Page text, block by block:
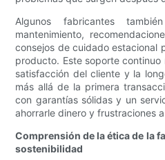
Algunos fabricantes
mantenimiento,
consejos de cuidado estacional
producto. Este soporte
satisfacción del cliente y la
más allá de la primera
con garantías sólidas y un
ahorrarle dinero y frustraciones
Comprensión de la ética de la
sostenibilidad